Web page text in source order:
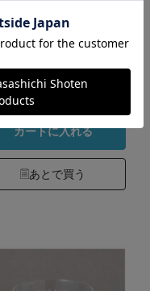
ー：半晒
5.0（3）
カートに入れる
あとで買う